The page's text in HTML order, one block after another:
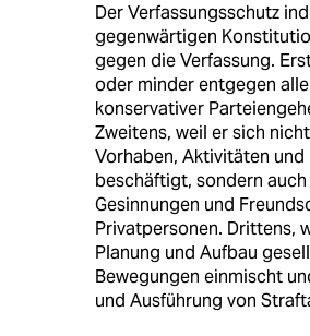
Der Verfassungsschutz
gegenwärtigen
gegen die Verfassung.
oder minder entgegen
konservativer
Zweitens, weil er sich
Vorhaben, Aktivitäten und
beschäftigt, sondern
Gesinnungen und
Privatpersonen. Drittens,
Planung und Aufbau
Bewegungen einmischt
und Ausführung von